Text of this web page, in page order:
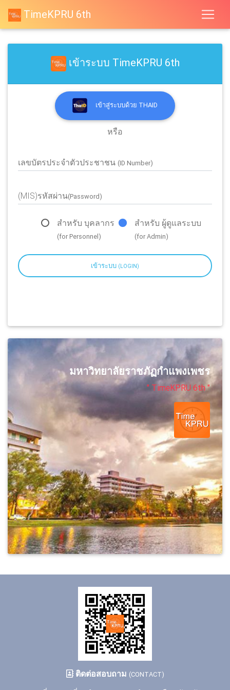
TimeKPRU 6th
เข้าระบบ TimeKPRU 6th
เข้าสู่ระบบด้วย THAID
หรือ
เลขบัตรประจำตัวประชาชน (ID Number)
(MIS)รหัสผ่าน(Password)
สำหรับ บุคลากร
(for Personnel)
สำหรับ ผู้ดูแลระบบ
(for Admin)
เข้าระบบ (LOGIN)
มหาวิทยาลัยราชภัฏกำแพงเพชร
" TimeKPRU 6th "
ติดต่อสอบถาม (CONTACT)